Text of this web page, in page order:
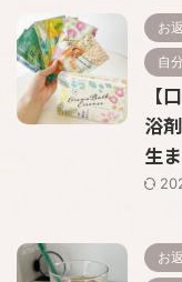
お
自
【
浴
生
お